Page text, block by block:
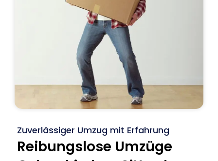
Zuverlässiger Umzug mit Erfahrung
Reibungslose Umzüge